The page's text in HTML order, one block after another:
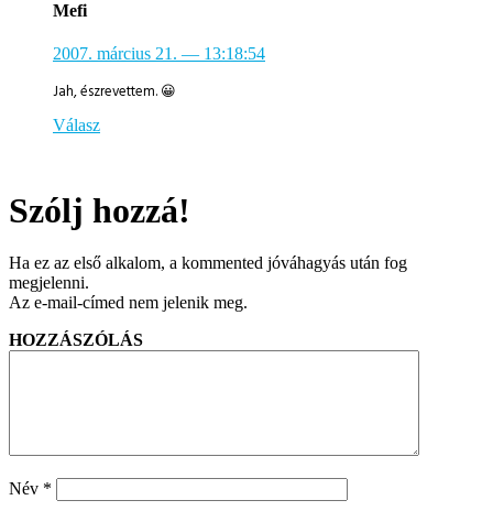
Mefi
2007. március 21. — 13:18:54
Jah, észrevettem. 😀
Válasz
Szólj hozzá!
Ha ez az első alkalom, a kommented jóváhagyás után fog
megjelenni.
Az e-mail-címed nem jelenik meg.
HOZZÁSZÓLÁS
Név *